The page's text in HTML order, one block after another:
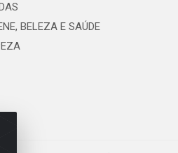
BELEZA E SAÚDE